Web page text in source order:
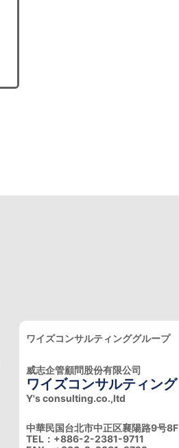
ワイズコンサルティンググループ
威志企管顧問股份有限公司
ワイズコンサルティング
Y's consulting.co.,ltd
中華民国台北市中正区襄陽路9号8F
TEL：+886-2-2381-9711